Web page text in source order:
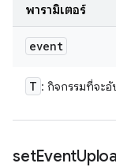
พารามิเตอร์
event
T : กิจกรรมที่จะอั
setEvent